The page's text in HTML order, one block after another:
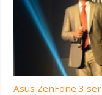
Asus ZenFone 3